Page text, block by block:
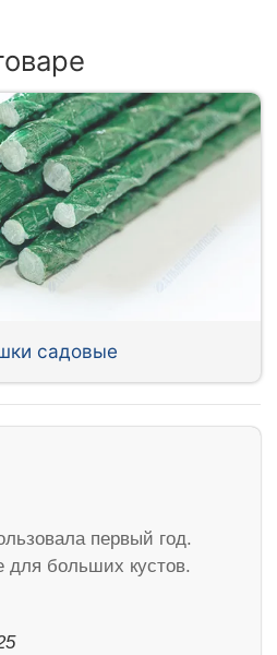
садовые
первый год.
для больших кустов.